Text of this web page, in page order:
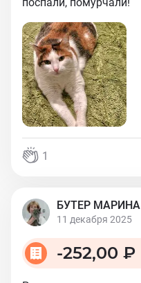
1
БУТЕР МАРИНА
11 декабря 2025
-252,00 ₽